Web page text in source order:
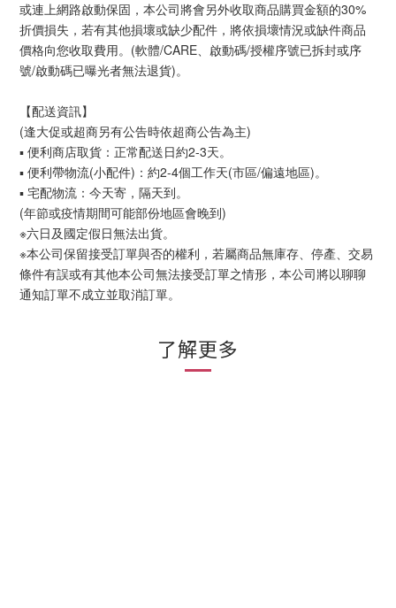
或連上網路啟動保固，本公司將會另外收取商品購買金額的30%
折價損失，若有其他損壞或缺少配件，將依損壞情況或缺件商品
價格向您收取費用。(軟體/CARE、啟動碼/授權序號已拆封或序
號/啟動碼已曝光者無法退貨)。
【配送資訊】
(逢大促或超商另有公告時依超商公告為主)
▪ 便利商店取貨：正常配送日約2-3天。
▪ 便利帶物流(小配件)：約2-4個工作天(市區/偏遠地區)。
▪ 宅配物流：今天寄，隔天到。
(年節或疫情期間可能部份地區會晚到)
※六日及國定假日無法出貨。
※本公司保留接受訂單與否的權利，若屬商品無庫存、停產、交易
條件有誤或有其他本公司無法接受訂單之情形，本公司將以聊聊
通知訂單不成立並取消訂單。
了解更多